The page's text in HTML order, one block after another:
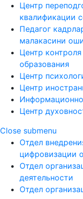
Центр
квалификации
Педагог
малакасини
Центр
образования
Центр
Центр
Центр
Close submenu
Отдел
цифровизации
Отдел
деятельности
Отдел